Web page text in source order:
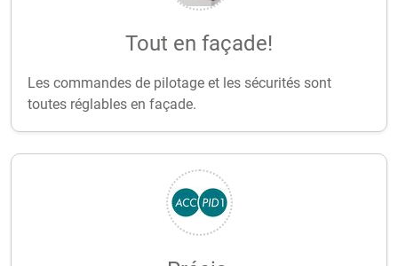
Tout en façade!
Les commandes de pilotage et les sécurités sont
toutes réglables en façade.